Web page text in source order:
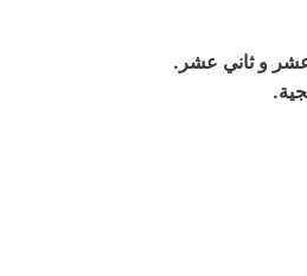
و ثاني عشر.